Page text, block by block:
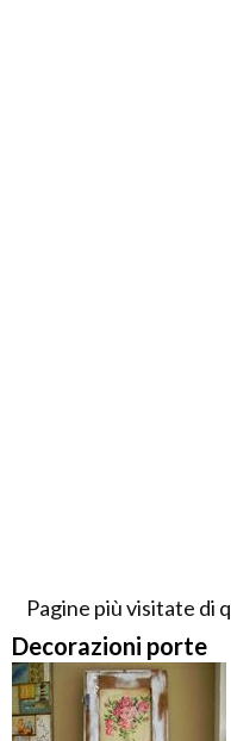
Pagine più visitate di
Decorazioni porte